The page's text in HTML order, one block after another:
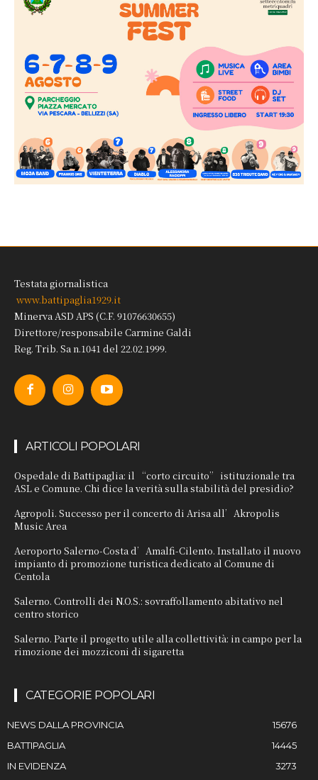
Testata giornalistica
www.battipaglia1929.it
Minerva ASD APS (C.F. 91076630655)
Direttore/responsabile Carmine Galdi
Reg. Trib. Sa n.1041 del 22.02.1999.
ARTICOLI POPOLARI
Ospedale di Battipaglia: il “corto circuito” istituzionale tra
ASL e Comune. Chi dice la verità sulla stabilità del presidio?
Agropoli. Successo per il concerto di Arisa all’Akropolis
Music Area
Aeroporto Salerno-Costa d’Amalfi-Cilento. Installato il nuovo
impianto di promozione turistica dedicato al Comune di
Centola
Salerno. Controlli dei N.O.S.: sovraffollamento abitativo nel
centro storico
Salerno. Parte il progetto utile alla collettività: in campo per la
rimozione dei mozziconi di sigaretta
CATEGORIE POPOLARI
NEWS DALLA PROVINCIA
15676
BATTIPAGLIA
14445
IN EVIDENZA
3273